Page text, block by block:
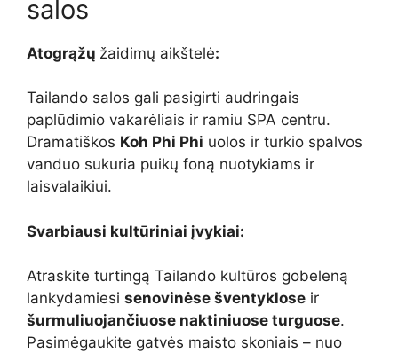
salos
Atogrąžų žaidimų aikštelė:
Tailando salos gali pasigirti audringais
paplūdimio vakarėliais ir ramiu SPA centru.
Dramatiškos Koh Phi Phi uolos ir turkio spalvos
vanduo sukuria puikų foną nuotykiams ir
laisvalaikiui.
Svarbiausi kultūriniai įvykiai:
Atraskite turtingą Tailando kultūros gobeleną
lankydamiesi senovinėse šventyklose ir
šurmuliuojančiuose naktiniuose turguose.
Pasimėgaukite gatvės maisto skoniais – nuo